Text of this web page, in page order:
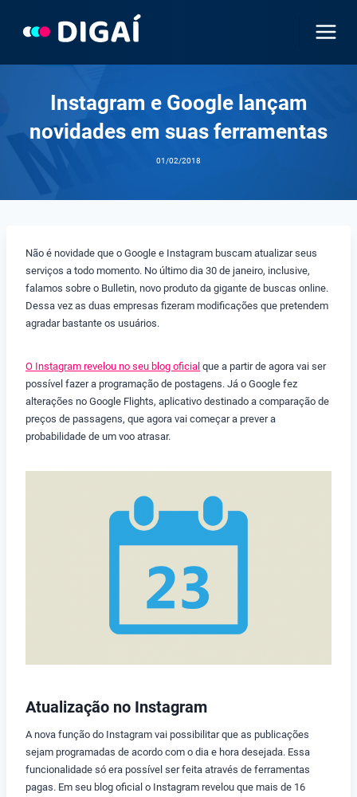
Instagram e Google lançam
novidades em suas ferramentas
01/02/2018
Não é novidade que o Google e Instagram buscam atualizar seus
serviços a todo momento. No último dia 30 de janeiro, inclusive,
falamos sobre o Bulletin, novo produto da gigante de buscas online.
Dessa vez as duas empresas fizeram modificações que pretendem
agradar bastante os usuários.
O Instagram revelou no seu blog oficial que a partir de agora vai ser
possível fazer a programação de postagens. Já o Google fez
alterações no Google Flights, aplicativo destinado a comparação de
preços de passagens, que agora vai começar a prever a
probabilidade de um voo atrasar.
Atualização no Instagram
A nova função do Instagram vai possibilitar que as publicações
sejam programadas de acordo com o dia e hora desejada. Essa
funcionalidade só era possível ser feita através de ferramentas
pagas. Em seu blog oficial o Instagram revelou que mais de 16